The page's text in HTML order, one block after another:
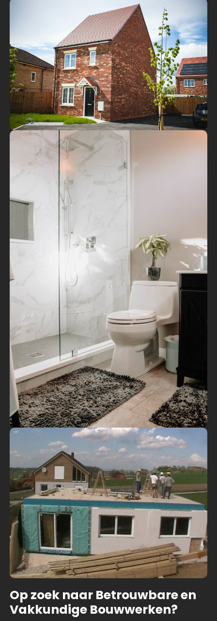
Op zoek naar Betrouwbare en
Vakkundige Bouwwerken?